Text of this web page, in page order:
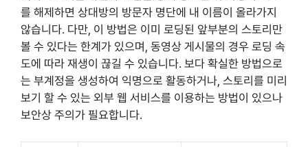
를 해제하면 상대방의 방문자 명단에 내 이름이 올라가지
않습니다. 다만, 이 방법은 이미 로딩된 앞부분의 스토리만
볼 수 있다는 한계가 있으며, 동영상 게시물의 경우 로딩 속
도에 따라 재생이 끊길 수 있습니다. 보다 확실한 방법으로
는 부계정을 생성하여 익명으로 활동하거나, 스토리를 미리
보기 할 수 있는 외부 웹 서비스를 이용하는 방법이 있으나
보안상 주의가 필요합니다.